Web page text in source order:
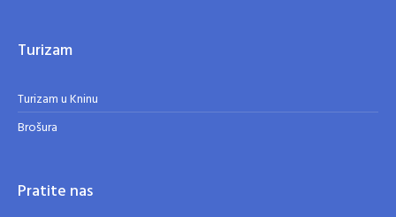
Turizam
Turizam u Kninu
Brošura
Pratite nas